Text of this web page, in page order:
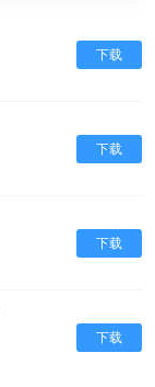
下载
下载
下载
下载